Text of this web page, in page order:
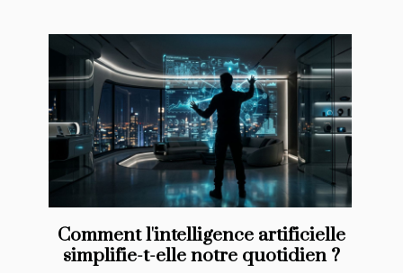
Comment l'intelligence artificielle
simplifie-t-elle notre quotidien ?